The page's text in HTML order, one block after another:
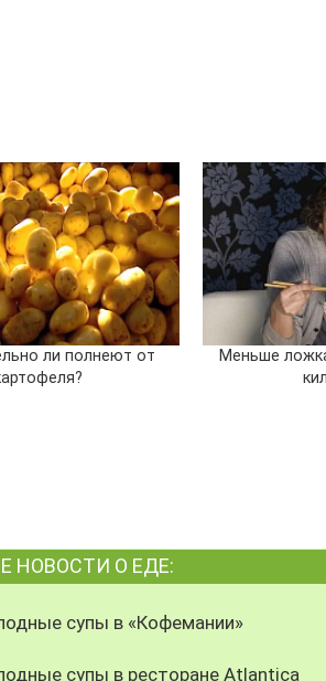
ли полнеют от
Меньше
НОВОСТИ О ЕДЕ:
супы в «Кофемании»
супы в ресторане Atlantica